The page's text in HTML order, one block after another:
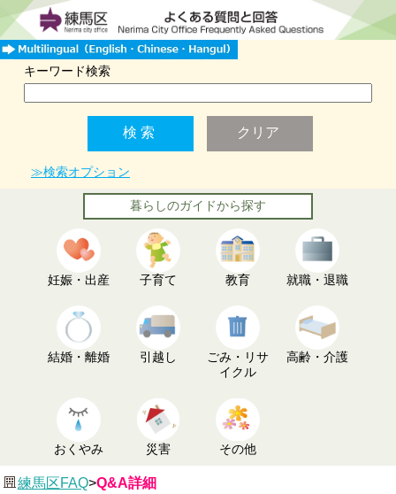
キーワード検索
≫検索オプション
暮らしのガイドから探す
妊娠・出産 子育て 教育 就職・退職
結婚・離婚 引越し
ごみ・リサ
イクル
高齢・介護
おくやみ 災害 その他
練馬区FAQ>Q&A詳細